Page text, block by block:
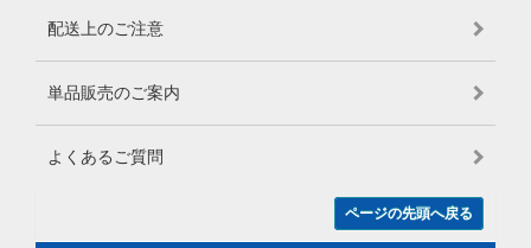
配送上のご注意
単品販売のご案内
よくあるご質問
ページの先頭へ戻る